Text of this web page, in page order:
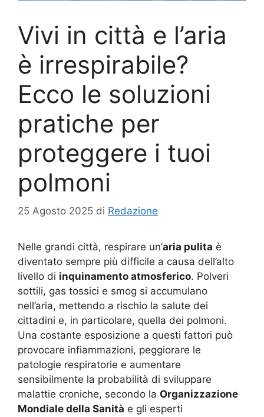
Vivi in città e l’aria
è irrespirabile?
Ecco le soluzioni
pratiche per
proteggere i tuoi
polmoni
25 Agosto 2025 di Redazione
Nelle grandi città, respirare un’aria pulita è
diventato sempre più difficile a causa dell’alto
livello di inquinamento atmosferico. Polveri
sottili, gas tossici e smog si accumulano
nell’aria, mettendo a rischio la salute dei
cittadini e, in particolare, quella dei polmoni.
Una costante esposizione a questi fattori può
provocare infiammazioni, peggiorare le
patologie respiratorie e aumentare
sensibilmente la probabilità di sviluppare
malattie croniche, secondo la Organizzazione
Mondiale della Sanità e gli esperti